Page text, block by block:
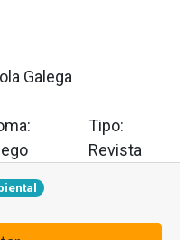
Galega
Tipo:
Revista